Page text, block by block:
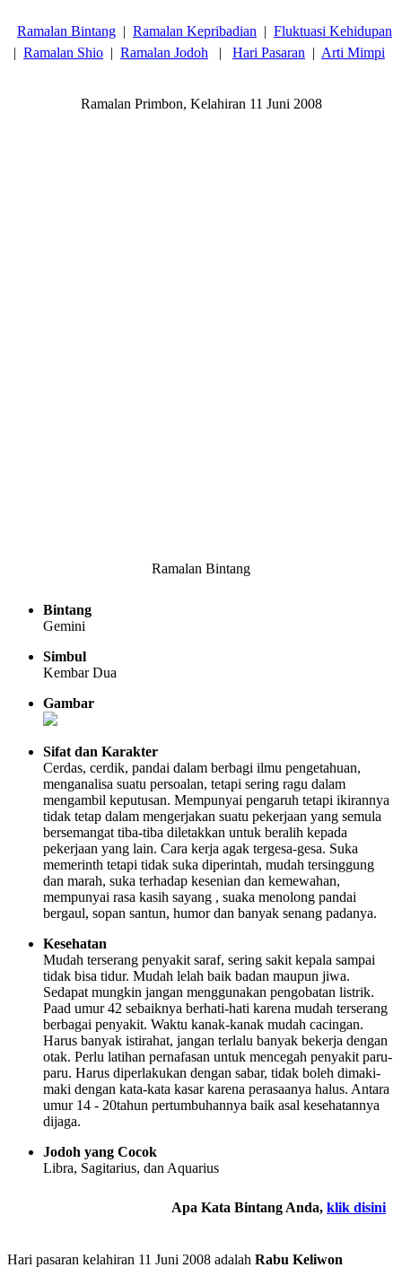
Ramalan Bintang | Ramalan Kepribadian | Fluktuasi Kehidupan
| Ramalan Shio | Ramalan Jodoh | Hari Pasaran | Arti Mimpi
Ramalan Primbon, Kelahiran 11 Juni 2008
Ramalan Bintang
Bintang
Gemini
Simbul
Kembar Dua
Gambar
Sifat dan Karakter
Cerdas, cerdik, pandai dalam berbagi ilmu pengetahuan,
menganalisa suatu persoalan, tetapi sering ragu dalam
mengambil keputusan. Mempunyai pengaruh tetapi ikirannya
tidak tetap dalam mengerjakan suatu pekerjaan yang semula
bersemangat tiba-tiba diletakkan untuk beralih kepada
pekerjaan yang lain. Cara kerja agak tergesa-gesa. Suka
memerinth tetapi tidak suka diperintah, mudah tersinggung
dan marah, suka terhadap kesenian dan kemewahan,
mempunyai rasa kasih sayang , suaka menolong pandai
bergaul, sopan santun, humor dan banyak senang padanya.
Kesehatan
Mudah terserang penyakit saraf, sering sakit kepala sampai
tidak bisa tidur. Mudah lelah baik badan maupun jiwa.
Sedapat mungkin jangan menggunakan pengobatan listrik.
Paad umur 42 sebaiknya berhati-hati karena mudah terserang
berbagai penyakit. Waktu kanak-kanak mudah cacingan.
Harus banyak istirahat, jangan terlalu banyak bekerja dengan
otak. Perlu latihan pernafasan untuk mencegah penyakit paru-
paru. Harus diperlakukan dengan sabar, tidak boleh dimaki-
maki dengan kata-kata kasar karena perasaanya halus. Antara
umur 14 - 20tahun pertumbuhannya baik asal kesehatannya
dijaga.
Jodoh yang Cocok
Libra, Sagitarius, dan Aquarius
Apa Kata Bintang Anda, klik disini
Hari pasaran kelahiran 11 Juni 2008 adalah Rabu Keliwon